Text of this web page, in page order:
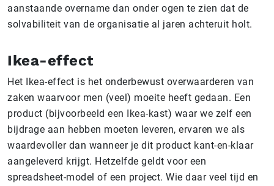
aanstaande overname dan onder ogen te zien dat de
solvabiliteit van de organisatie al jaren achteruit holt.
Ikea-effect
Het Ikea-effect is het onderbewust overwaarderen van
zaken waarvoor men (veel) moeite heeft gedaan. Een
product (bijvoorbeeld een Ikea-kast) waar we zelf een
bijdrage aan hebben moeten leveren, ervaren we als
waardevoller dan wanneer je dit product kant-en-klaar
aangeleverd krijgt. Hetzelfde geldt voor een
spreadsheet-model of een project. Wie daar veel tijd en